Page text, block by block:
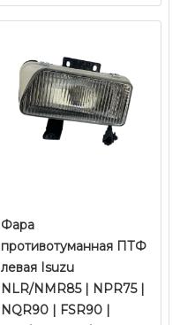
Фара
противотуманная ПТФ
левая Isuzu
NLR/NMR85 | NPR75 |
NQR90 | FSR90 |